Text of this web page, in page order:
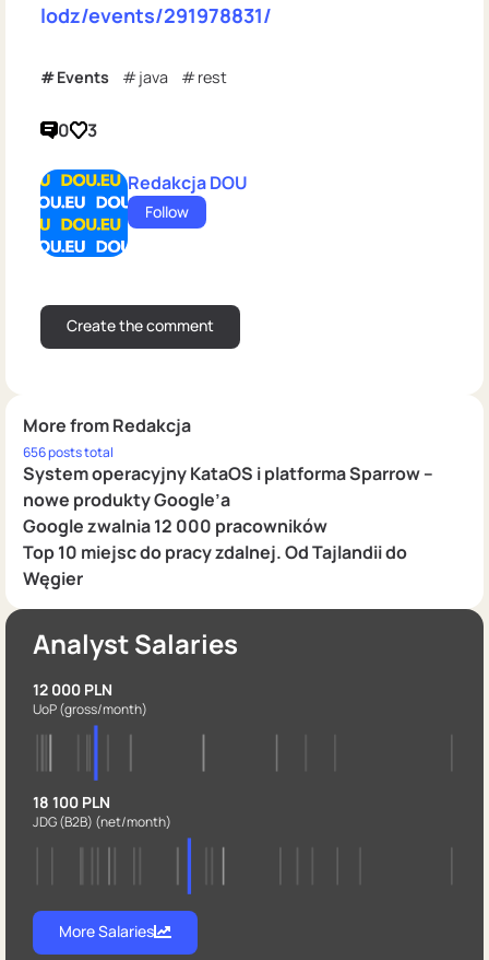
More from Redakcja
656 posts total
System operacyjny KataOS i platforma Sparrow –
nowe produkty Google’a
Google zwalnia 12 000 pracowników
Top 10 miejsc do pracy zdalnej. Od Tajlandii do
Węgier
lodz/events/291978831/
Events java rest
0 3
Redakcja DOU
Follow
Analyst Salaries
12 000 PLN
UoP(gross/month)
18 100 PLN
JDG (B2B) (net/month)
More Salaries